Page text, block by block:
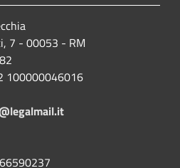
7 - 00053 - RM
100000046016